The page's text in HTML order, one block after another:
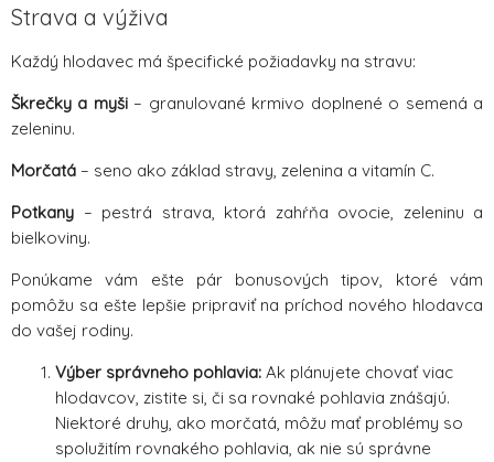
Strava a výživa
Každý hlodavec má špecifické požiadavky na stravu:
Škrečky a myši– granulované krmivo doplnené o semená a
zeleninu.
Morčatá – seno ako základ stravy, zelenina a vitamín C.
Potkany – pestrá strava, ktorá zahŕňa ovocie, zeleninu a
bielkoviny.
Ponúkame vám ešte pár bonusových tipov, ktoré vám
pomôžu sa ešte lepšie pripraviť na príchod nového hlodavca
do vašej rodiny.
Výber správneho pohlavia: Ak plánujete chovať viac
hlodavcov, zistite si, či sa rovnaké pohlavia znášajú.
Niektoré druhy, ako morčatá, môžu mať problémy so
spolužitím rovnakého pohlavia, ak nie sú správne